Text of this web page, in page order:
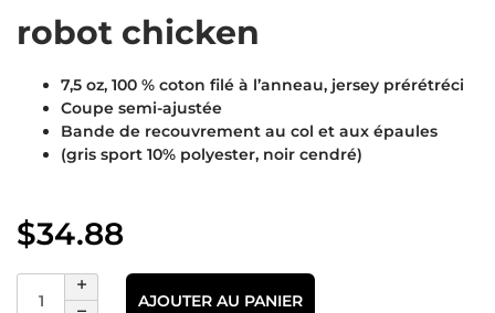
robot chicken
7,5 oz, 100 % coton filé à l’anneau, jersey prérétréci
Coupe semi-ajustée
Bande de recouvrement au col et aux épaules
(gris sport 10% polyester, noir cendré)
$34.88
AJOUTER AU PANIER